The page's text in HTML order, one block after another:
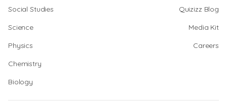
Social Studies
Science
Physics
Chemistry
Biology
Quizizz Blog
Media Kit
Careers